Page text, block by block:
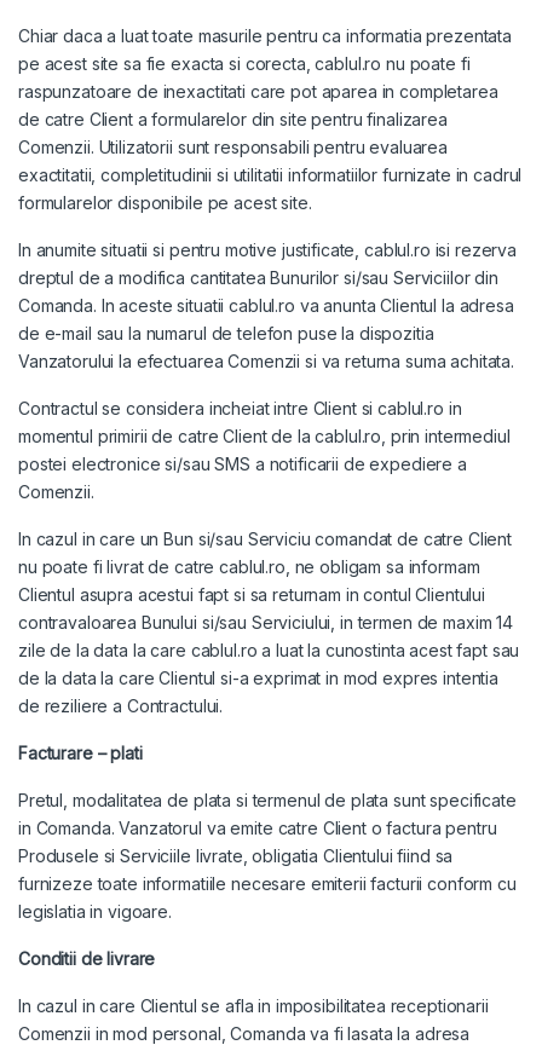
Chiar daca a luat toate masurile pentru ca informatia prezentata
pe acest site sa fie exacta si corecta, cablul.ro nu poate fi
raspunzatoare de inexactitati care pot aparea in completarea
de catre Client a formularelor din site pentru finalizarea
Comenzii. Utilizatorii sunt responsabili pentru evaluarea
exactitatii, completitudinii si utilitatii informatiilor furnizate in cadrul
formularelor disponibile pe acest site.
In anumite situatii si pentru motive justificate, cablul.ro isi rezerva
dreptul de a modifica cantitatea Bunurilor si/sau Serviciilor din
Comanda. In aceste situatii cablul.ro va anunta Clientul la adresa
de e-mail sau la numarul de telefon puse la dispozitia
Vanzatorului la efectuarea Comenzii si va returna suma achitata.
Contractul se considera incheiat intre Client si cablul.ro in
momentul primirii de catre Client de la cablul.ro, prin intermediul
postei electronice si/sau SMS a notificarii de expediere a
Comenzii.
In cazul in care un Bun si/sau Serviciu comandat de catre Client
nu poate fi livrat de catre cablul.ro, ne obligam sa informam
Clientul asupra acestui fapt si sa returnam in contul Clientului
contravaloarea Bunului si/sau Serviciului, in termen de maxim 14
zile de la data la care cablul.ro a luat la cunostinta acest fapt sau
de la data la care Clientul si-a exprimat in mod expres intentia
de reziliere a Contractului.
Facturare – plati
Pretul, modalitatea de plata si termenul de plata sunt specificate
in Comanda. Vanzatorul va emite catre Client o factura pentru
Produsele si Serviciile livrate, obligatia Clientului fiind sa
furnizeze toate informatiile necesare emiterii facturii conform cu
legislatia in vigoare.
Conditii de livrare
In cazul in care Clientul se afla in imposibilitatea receptionarii
Comenzii in mod personal, Comanda va fi lasata la adresa